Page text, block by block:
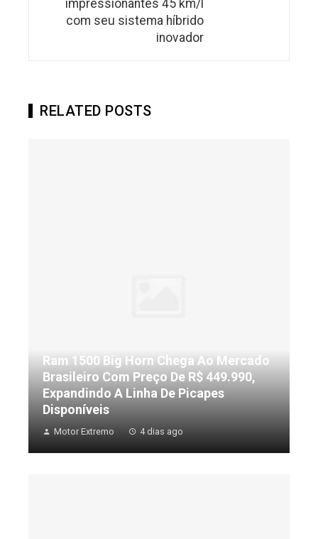
impressionantes 45 km/l
com seu sistema híbrido
inovador
RELATED POSTS
Ram 1500 Big Horn Chega Ao Mercado
Brasileiro Com Preço De R$ 449.990,
Expandindo A Linha De Picapes
Disponíveis
Motor Extremo 4 dias ago